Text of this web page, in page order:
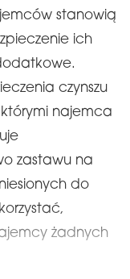
stanowią
ich
czynszu
najemca
zastawu na
do
żadnych